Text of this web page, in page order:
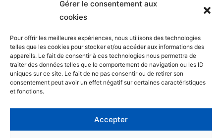
Gérer le consentement aux
cookies
Pour offrir les meilleures expériences, nous utilisons des technologies
telles que les cookies pour stocker et/ou accéder aux informations des
appareils. Le fait de consentir à ces technologies nous permettra de
traiter des données telles que le comportement de navigation ou les ID
uniques sur ce site. Le fait de ne pas consentir ou de retirer son
consentement peut avoir un effet négatif sur certaines caractéristiques
et fonctions.
Accepter
Mentions légales
Politique de confidentialité